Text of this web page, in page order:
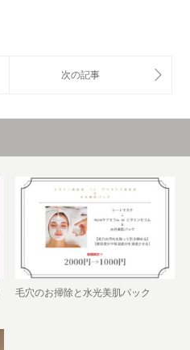
毛穴のお掃除と水光美肌パック